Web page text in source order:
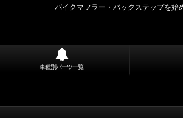
バイクマフラー・バックステップを
車種別パーツ一覧